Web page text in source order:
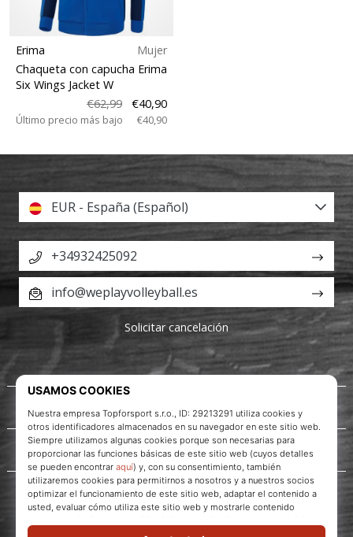
Erima
Mujer
Chaqueta con capucha Erima
Six Wings Jacket W
€62,99
€40,90
Último precio más bajo €40,90
Acerca de nosotros
Servicio al cliente
EUR - España (Español)
+34932425092
info@weplayvolleyball.es
Solicitar cancelación